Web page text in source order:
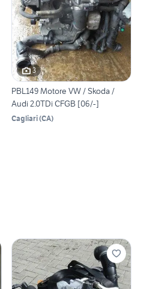
3
PBL149 Motore VW / Skoda /
Audi 2.0TDi CFGB [06/-]
Cagliari(CA)